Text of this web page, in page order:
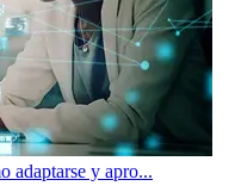
adaptarse y apro...